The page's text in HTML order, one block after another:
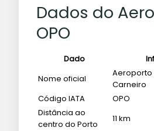
Dados do
OPO
Dado
Nome oficial
Aeroporto
Carneiro
Código IATA
OPO
Distância ao
centro do Porto
11 km